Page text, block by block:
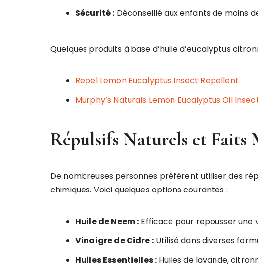
Sécurité : Déconseillé aux enfants de moins
Quelques produits à base d’huile d’eucalyptus
Repel Lemon Eucalyptus Insect Repellent
Murphy’s Naturals Lemon Eucalyptus Oil
Répulsifs Naturels et Faits
De nombreuses personnes préfèrent utiliser des
chimiques. Voici quelques options courantes :
Huile de Neem : Efficace pour repousser une
Vinaigre de Cidre :Utilisé dans diverses
Huiles Essentielles : Huiles de lavande,